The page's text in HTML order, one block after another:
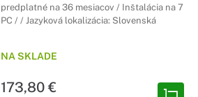
predplatné na 36 mesiacov / Inštalácia na 7
PC / / Jazyková lokalizácia: Slovenská
NA SKLADE
173,80 €